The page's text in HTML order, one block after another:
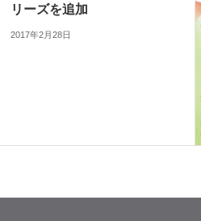
リーズを追加
2017年2月28日